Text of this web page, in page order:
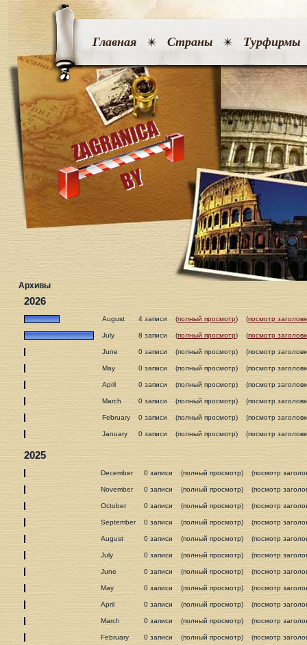
Главная Страны Турфирмы
Архивы
2026
August 4 записи (полный просмотр) (посмотр
July 8 записи (полный просмотр) (посмотр
June 0 записи (полный просмотр) (посмотр
May 0 записи (полный просмотр) (посмотр
April 0 записи (полный просмотр) (посмотр
March 0 записи (полный просмотр) (посмотр
February 0 записи (полный просмотр) (посмотр
January 0 записи (полный просмотр) (посмотр
2025
December 0 записи (полный просмотр) (посмотр
November 0 записи (полный просмотр) (посмотр
October 0 записи (полный просмотр) (посмотр
September 0 записи (полный просмотр) (посмотр
August 0 записи (полный просмотр) (посмотр
July 0 записи (полный просмотр) (посмотр
June 0 записи (полный просмотр) (посмотр
May 0 записи (полный просмотр) (посмотр
April 0 записи (полный просмотр) (посмотр
March 0 записи (полный просмотр) (посмотр
February 0 записи (полный просмотр) (посмотр